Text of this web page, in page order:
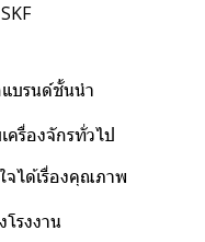
บรนด์ชั้นนำ
รื่องจักรทั่วไป
จได้เรื่องคุณภาพ
รงงาน